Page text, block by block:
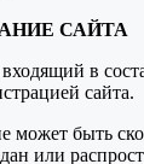
САЙТА
в
сайта.
может быть
или